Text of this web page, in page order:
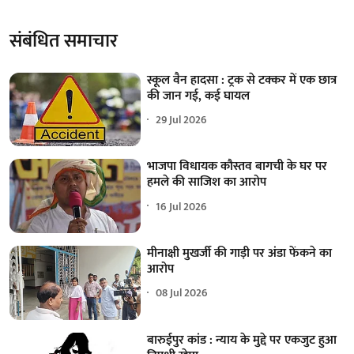
संबंधित समाचार
स्कूल वैन हादसा : ट्रक से टक्कर में एक छात्र
की जान गई, कई घायल
29 Jul 2026
भाजपा विधायक कौस्तव बागची के घर पर
हमले की साजिश का आरोप
16 Jul 2026
मीनाक्षी मुखर्जी की गाड़ी पर अंडा फेंकने का
आरोप
08 Jul 2026
बारुईपुर कांड : न्याय के मुद्दे पर एकजुट हुआ